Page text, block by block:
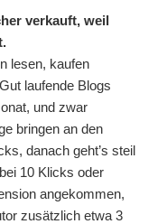
verkauft, weil
lesen, kaufen
laufende Blogs
und zwar
bringen an den
danach geht’s steil
10 Klicks oder
angekommen,
zusätzlich etwa 3